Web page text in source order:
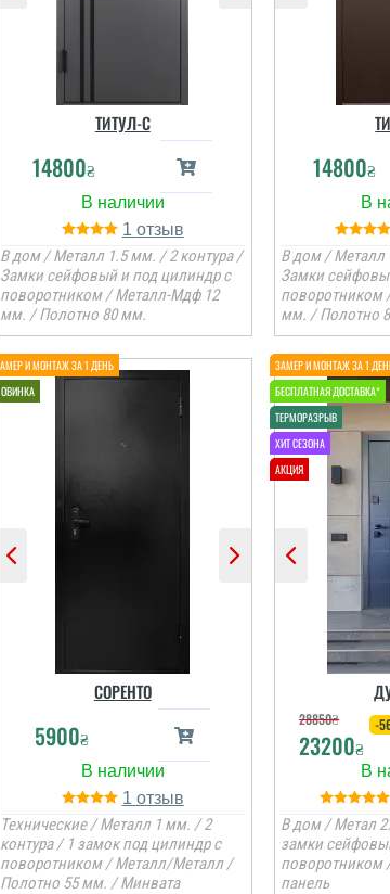
ТИТУЛ-C
14800₴
1
В дом / Металл 1.5 мм. / 2 контура /
Замки сейфовый и под цилиндр с
поворотником / Металл-Мдф 12
мм. / Полотно 80 мм.
14800₴
В дом / Металл
Замки
поворотником
мм. / Полотно
СОРЕНТО
5900₴
1
Технические / Металл 1 мм. / 2
контура / 1 замок под цилиндр с
поворотником / Металл/Металл /
Полотно 55 мм. / Минвата
28850₴
23200₴
-
В дом / Метал
замки
поворотником
панель